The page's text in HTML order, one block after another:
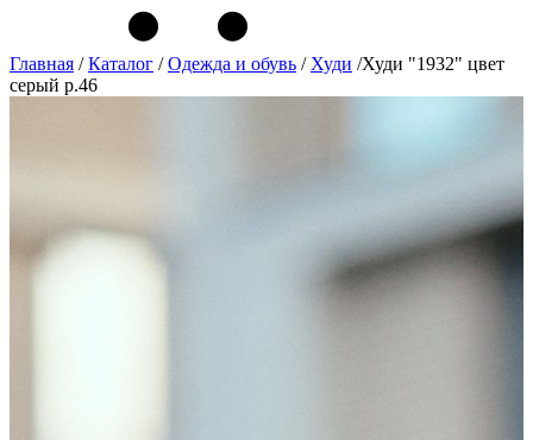
Главная / Каталог / Одежда и обувь / Худи /Худи "1932" цвет
серый р.46